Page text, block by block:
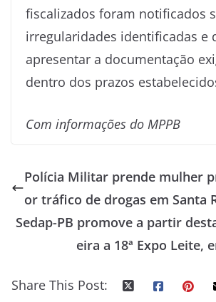
fiscalizados foram notificados
irregularidades identificadas e
apresentar a documentação
dentro dos prazos
Com informações do MPPB
Polícia Militar prende mulher
or tráfico de drogas em Santa
Sedap-PB promove a partir
eira a 18ª Expo Leite,
Share This Post: